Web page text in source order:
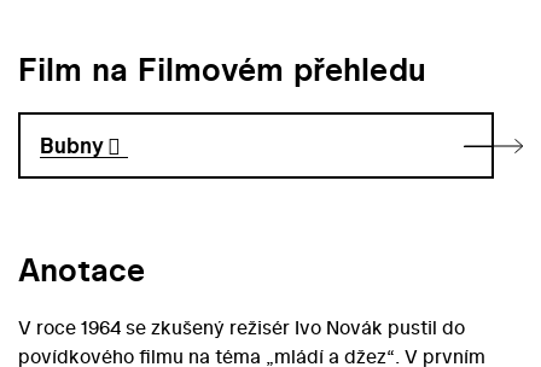
Film na Filmovém přehledu
Bubny
Anotace
V roce 1964 se zkušený režisér Ivo Novák pustil do
povídkového filmu na téma „mládí a džez“. V prvním